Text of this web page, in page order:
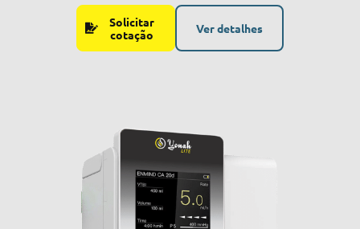
Solicitar
cotação
Ver detalhes